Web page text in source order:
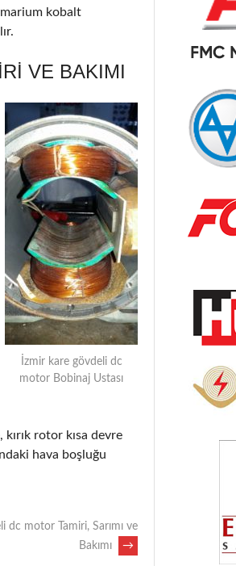
kobalt
VE BAKIMI
İzmir kare gövdeli dc
motor Bobinaj Ustası
rotor kısa devre
hava boşluğu
dc motor Tamiri, Sarımı ve
Bakımı
→